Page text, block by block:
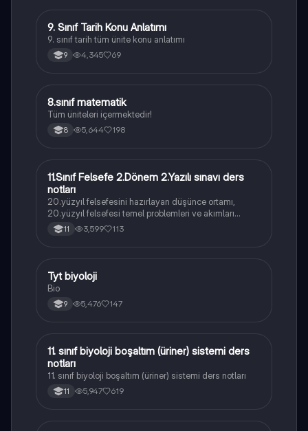
Tarih
9. Sınıf Tarih Konu Anlatımı
9. sınıf tarih tüm ünite konu anlatımı
9 4,345 69
Matematik
8.sınıf matematik
Tüm üniteleri içermektedir!
8 5,644 198
Felsefe
11.Sınıf Felsefe 2.Dönem 2.Yazılı sınavı ders
notları
20.yüzyıl felsefesini hazırlayan düşünce ortamı,
20.yüzyıl felsefesi temel problemleri ve akımları
konularını içermektedir
11 3,599 113
Biyoloji
Tyt biyoloji
Bio
9 5,476 147
Biyoloji
11. sınıf biyoloji boşaltım (üriner) sistemi ders
notları
11. sınıf biyoloji boşaltım (üriner) sistemi ders notları
11 5,947 619